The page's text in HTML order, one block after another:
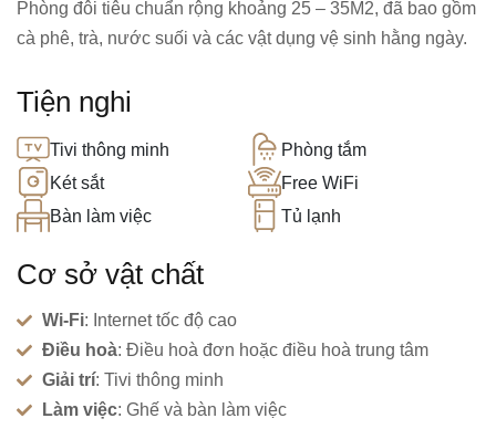
Phòng đôi tiêu chuẩn rộng khoảng 25 – 35M2, đã bao gồm
cà phê, trà, nước suối và các vật dụng vệ sinh hằng ngày.
Tiện nghi
Tivi thông minh
Phòng tắm
Két sắt
Free WiFi
Bàn làm việc
Tủ lạnh
Cơ sở vật chất
Wi-Fi: Internet tốc độ cao
Điều hoà: Điều hoà đơn hoặc điều hoà trung tâm
Giải trí: Tivi thông minh
Làm việc: Ghế và bàn làm việc